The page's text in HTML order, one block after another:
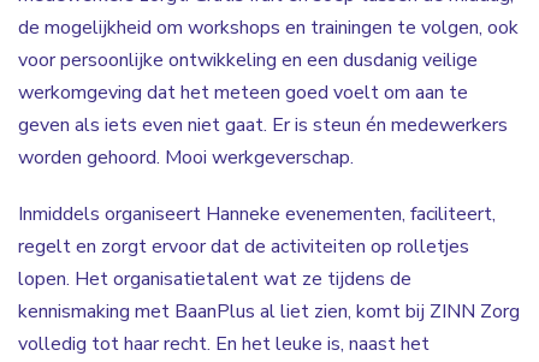
de mogelijkheid om workshops en trainingen te volgen, ook
voor persoonlijke ontwikkeling en een dusdanig veilige
werkomgeving dat het meteen goed voelt om aan te
geven als iets even niet gaat. Er is steun én medewerkers
worden gehoord. Mooi werkgeverschap.
Inmiddels organiseert Hanneke evenementen, faciliteert,
regelt en zorgt ervoor dat de activiteiten op rolletjes
lopen. Het organisatietalent wat ze tijdens de
kennismaking met BaanPlus al liet zien, komt bij ZINN Zorg
volledig tot haar recht. En het leuke is, naast het